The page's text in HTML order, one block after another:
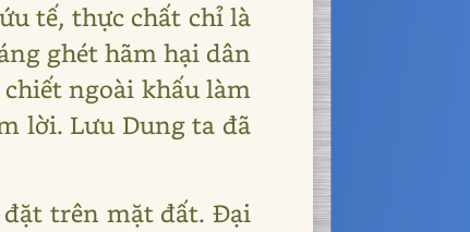
tế, thực chất chỉ là
ghét hãm hại dân
ngoài khấu làm
lời. Lưu Dung ta đã
trên mặt đất. Đại